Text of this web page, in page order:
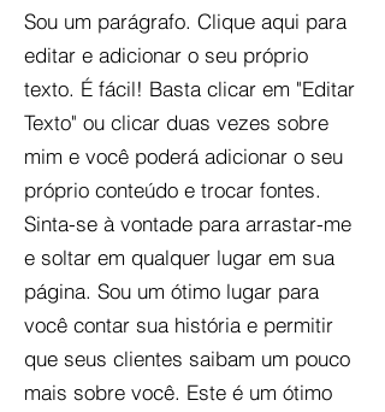
Sou um parágrafo. Clique aqui para
editar e adicionar o seu próprio
texto. É fácil! Basta clicar em "Editar
Texto" ou clicar duas vezes sobre
mim e você poderá adicionar o seu
próprio conteúdo e trocar fontes.
Sinta-se à vontade para arrastar-me
e soltar em qualquer lugar em sua
página. Sou um ótimo lugar para
você contar sua história e permitir
que seus clientes saibam um pouco
mais sobre você. Este é um ótimo